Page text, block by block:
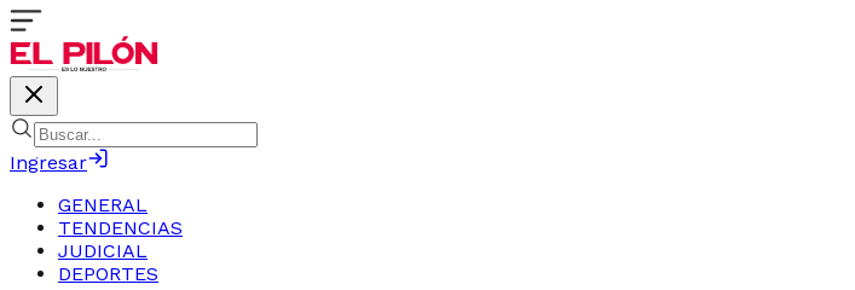
Ingresar
GENERAL
TENDENCIAS
JUDICIAL
DEPORTES